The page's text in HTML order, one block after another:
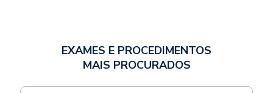
EXAMES E PROCEDIMENTOS
MAIS PROCURADOS